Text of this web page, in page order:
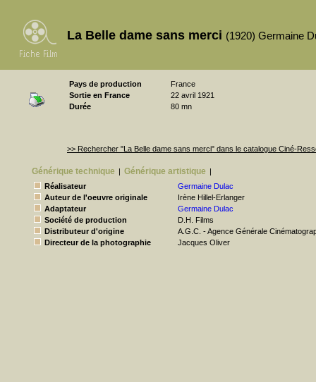
La Belle dame sans merci (1920) Germaine
Pays de production
France
Sortie en France
22 avril 1921
Durée
80 mn
>> Rechercher "La Belle dame sans merci" dans le catalogue Ciné-
Générique technique | Générique artistique |
Réalisateur
Germaine Dulac
Auteur de l'oeuvre originale
Irène Hillel-Erlanger
Adaptateur
Germaine Dulac
Société de production
D.H. Films
Distributeur d'origine
A.G.C. - Agence Générale
Directeur de la photographie
Jacques Oliver